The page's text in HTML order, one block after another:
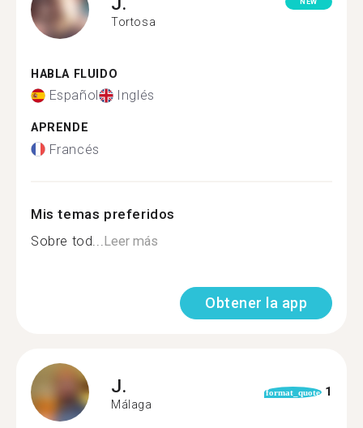
Tortosa
HABLA FLUIDO
Español Inglés
APRENDE
Francés
Mis temas preferidos
Sobre tod... Leer más
Obtener la app
J.
Málaga
format_quote 1